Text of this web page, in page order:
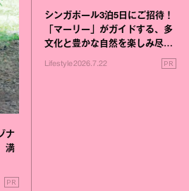
ナ
満
PR
シンガポール3泊5日にご招待！
「マーリー」がガイドする、多
文化と豊かな自然を楽しみ尽く
Lifestyle2026.7.22 PR